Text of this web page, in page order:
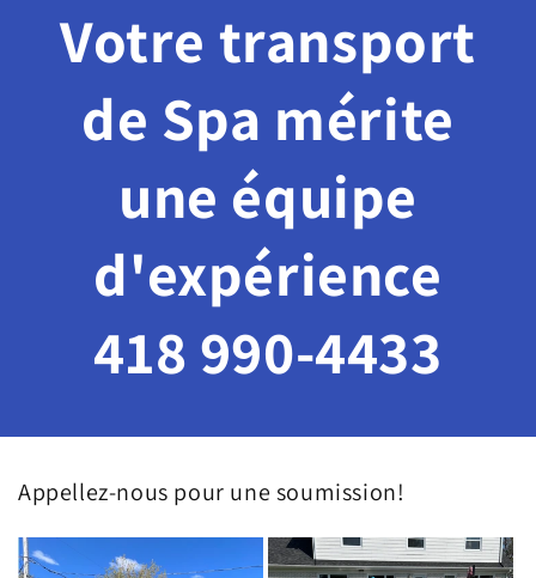
Votre transport
de Spa mérite
une équipe
d'expérience
418 990-4433
Appellez-nous pour une soumission!